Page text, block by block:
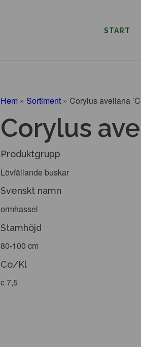
START
Hem » Sortiment » Corylus avellana
Corylus
Produktgrupp
Lövfällande buskar
Svenskt namn
ormhassel
Stamhöjd
80-100 cm
Co/Kl
c 7,5